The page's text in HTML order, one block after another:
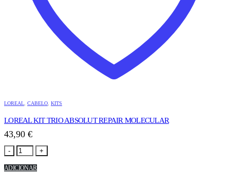
LOREAL CABELO KITS
LOREAL KIT TRIO ABSOLUT REPAIR MOLECULAR
43,90 €
- +
ADICIONAR